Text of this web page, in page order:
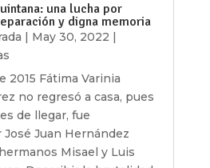
una lucha por
y digna memoria
| May 30, 2022 |
2015 Fátima Varinia
no regresó a casa, pues
de llegar, fue
Juan Hernández
Misael y Luis